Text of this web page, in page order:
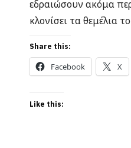
εδραιώσουν ακόμα
κλονίσει τα θεμέλια
Share this:
Facebook X
Like this: